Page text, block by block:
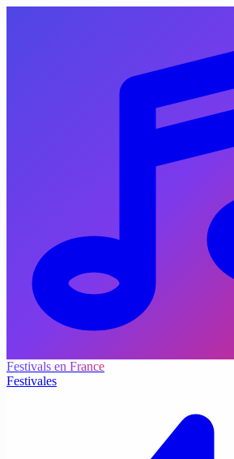
Festivals en France
Festivales